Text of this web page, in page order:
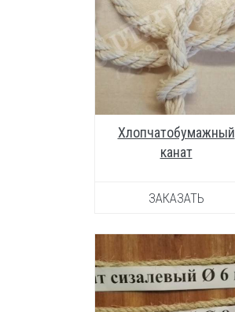
УВЕЛИЧИТЬ ФОТО
Хлопчатобумажный
канат
ЗАКАЗАТЬ